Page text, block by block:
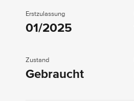
Erstzulassung
01/2025
Zustand
Gebraucht